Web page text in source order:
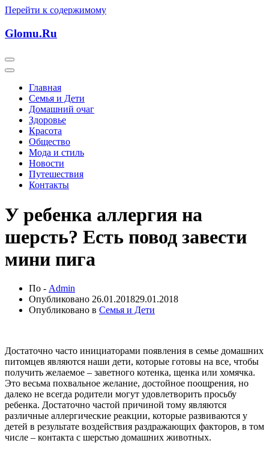
Перейти к содержимому
Glomu.Ru
Главная
Семья и Дети
Домашний очаг
Здоровье
Красота
Общество
Мода и стиль
Новости
Путешествия
Контакты
У ребенка аллергия на
шерсть? Есть повод завести
мини пига
По - Admin
Опубликовано 26.01.201829.01.2018
Опубликовано в Семья и Дети
Достаточно часто инициаторами появления в семье домашних
питомцев являются наши дети, которые готовы на все, чтобы
получить желаемое – заветного котенка, щенка или хомячка.
Это весьма похвальное желание, достойное поощрения, но
далеко не всегда родители могут удовлетворить просьбу
ребенка. Достаточно частой причиной тому являются
различные аллергические реакции, которые развиваются у
детей в результате воздействия раздражающих факторов, в том
числе – контакта с шерстью домашних животных.